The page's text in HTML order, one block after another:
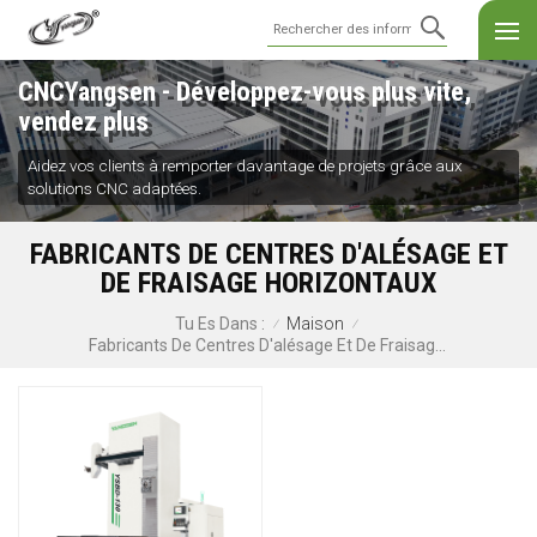
CNCYangsen - Développez-vous plus vite,
vendez plus
Aidez vos clients à remporter davantage de projets grâce aux
solutions CNC adaptées.
FABRICANTS DE CENTRES D'ALÉSAGE ET
DE FRAISAGE HORIZONTAUX
Tu Es Dans : / Maison /